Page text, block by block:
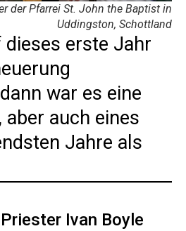
der Pfarrei St. John the Baptist in
Uddingston, Schottland
dieses erste Jahr
war es eine
auch eines
Jahre als
Priester Ivan Boyle